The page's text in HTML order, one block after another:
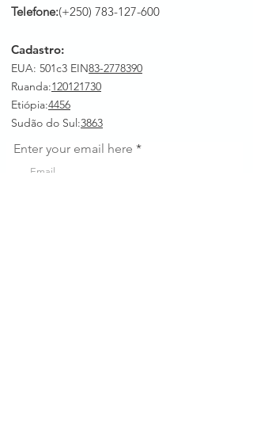
Telefone:(+250) 783-127-600
Cadastro:
EUA: 501c3 EIN83-2778390
Ruanda:120121730
Etiópia:4456
Sudão do Sul:3863
Enter your email here